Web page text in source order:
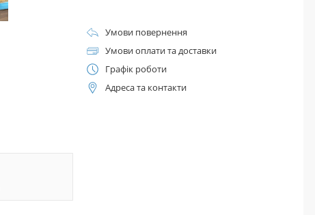
Умови повернення
Умови оплати та доставки
Графік роботи
Адреса та контакти